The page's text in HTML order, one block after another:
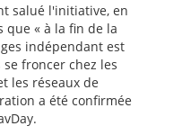
salué l'initiative, en
« à la fin de la
indépendant est
se froncer chez les
les réseaux de
a été confirmée